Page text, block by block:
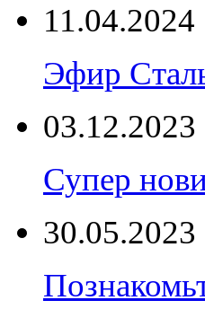
11.04.2024
Эфир
03.12.2023
Супер
30.05.2023